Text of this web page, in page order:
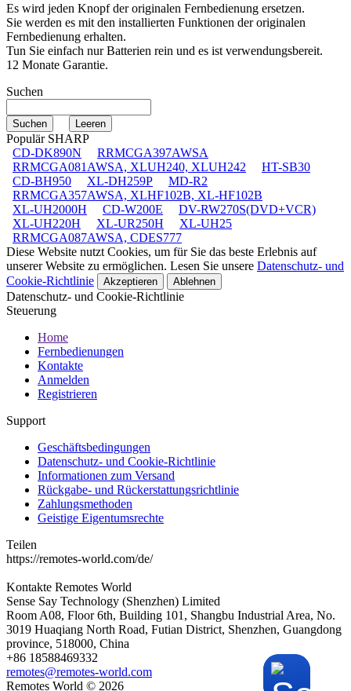
Es wird jeden Knopf der originalen Fernbedienung ersetzen.
Sie werden es mit den installierten Funktionen der originalen
Fernbedienung erhalten.
Tun Sie einfach nur Batterien rein und es ist verwendungsbereit.
12 Monate Garantie.
Suchen
Populär SHARP
CD-DK890N
RRMCGA397AWSA
RRMCGA081AWSA, XLUH240, XLUH242
HT-SB30
CD-BH950
XL-DH259P
MD-R2
RRMCGA357AWSA, XLHF102B, XL-HF102B
XL-UH2000H
CD-W200E
DV-RW270S(DVD+VCR)
XL-UH220H
XL-UR250H
XL-UH25
RRMCGA087AWSA, CDES777
Diese Website nutzt Cookies, um für Sie das beste Erlebnis auf
unserer Website zu ermöglichen. Lesen Sie unsere Datenschutz- und
Cookie-Richtlinie
Akzeptieren Ablehnen
Datenschutz- und Cookie-Richtlinie
Steuerung
Home
Fernbedienungen
Kontakte
Anmelden
Registrieren
Support
Geschäftsbedingungen
Datenschutz- und Cookie-Richtlinie
Informationen zum Versand
Rückgabe- und Rückerstattungsrichtlinie
Zahlungsmethoden
Geistige Eigentumsrechte
Teilen
https://remotes-world.com/de/
Kontakte Remotes World
Sense Say Technology (Shenzhen) Limited
Room A08, Floor 6th, Building 101, Shangbu Industrial Area, No.
3019 Huaqiang North Road, Futian District, Shenzhen, Guangdong
province, 518000, China
+86 18588469332
remotes@remotes-world.com
Remotes World © 2026